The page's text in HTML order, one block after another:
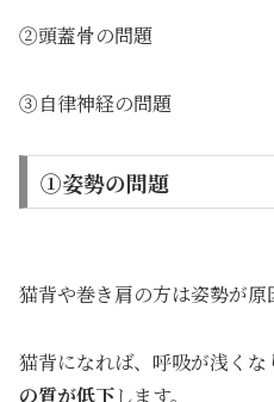
②頭蓋骨の問題
③自律神経の問題
①姿勢の問題
猫背や巻き肩の方は姿勢が原
猫背になれば、呼吸が浅くな
の質が低下します。